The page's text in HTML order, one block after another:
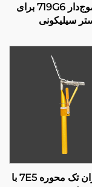
قیچی موج‌دار 719G6 برای
سیلیکونی
مفصل ران تک محوره 7E5 با